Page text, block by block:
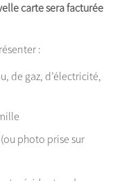
carte sera facturée
:
de gaz, d’électricité,
photo prise sur